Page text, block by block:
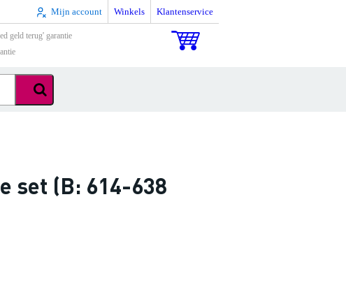
Mijn account Winkels Klantenservice
geld terug' garantie
set (B: 614-638